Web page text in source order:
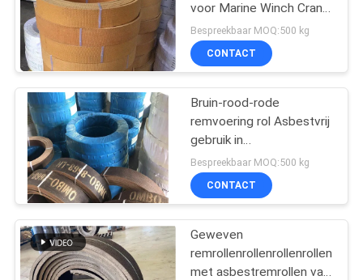
voor Marine Winch Crane
Hoist Tractor-Olieveld
Bespreekbaar MOQ:500 kg
CONTACT
Bruin-rood-rode
remvoering rol Asbestvrij
gebruik in
windglastrekkers
Remvoering
Bespreekbaar MOQ:500 kg
CONTACT
Geweven
remrollenrollenrollenrollen
met asbestremrollen van